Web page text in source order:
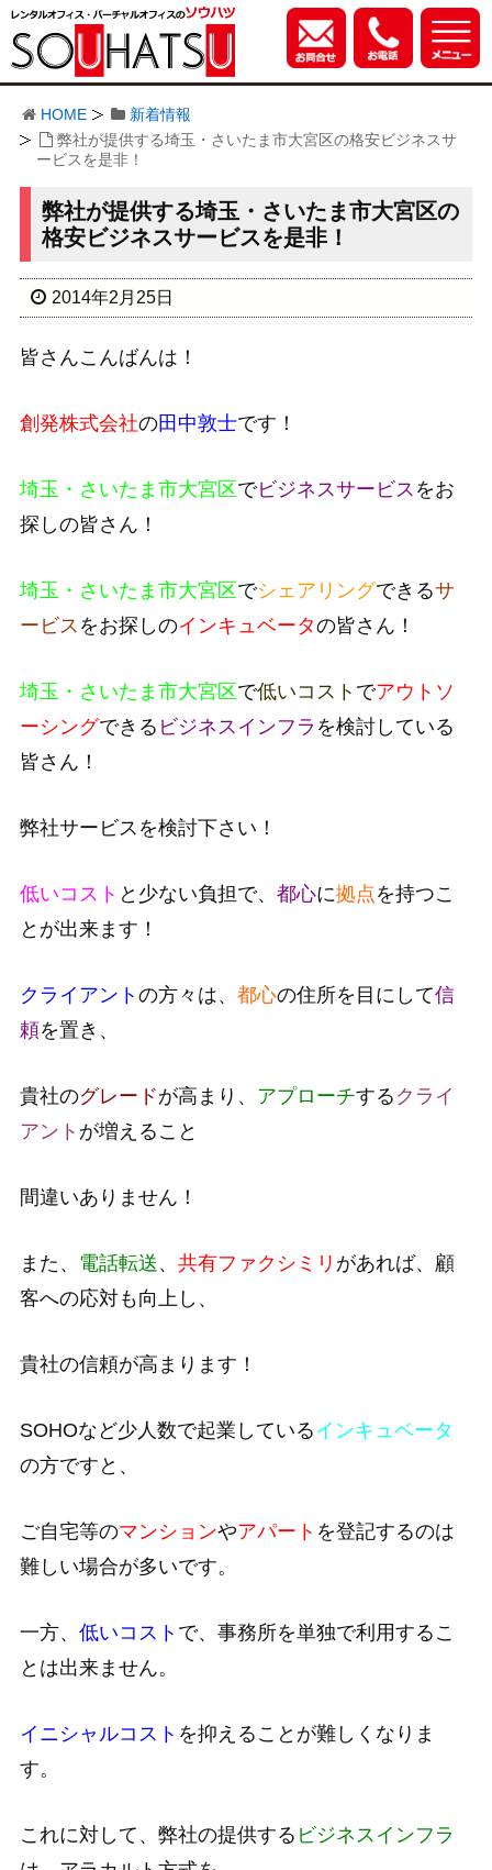
HOME
新着情報
弊社が提供する埼玉・さいたま市大宮区の格安ビジネスサ
ービスを是非！
弊社が提供する埼玉・さいたま市大宮区の
格安ビジネスサービスを是非！
2014年2月25日
皆さんこんばんは！
創発株式会社の田中敦士です！
埼玉・さいたま市大宮区でビジネスサービス をお
探しの皆さん！
埼玉・さいたま市大宮区でシェアリングできるサ
ービス をお探しのインキュベータの皆さん！
埼玉・さいたま市大宮区で低いコスト でアウトソ
ーシングできる ビジネスインフラ を検討している
皆さん！
弊社サービスを検討下さい！
低いコスト と少ない負担で、 都心に拠点を持つこ
とが出来ます！
クライアント の方々は、 都心の住所を目にして信
頼を置き、
貴社のグレードが高まり、 アプローチする クライ
アント が増えること
間違いありません！
また、 電話転送、 共有ファクシミリ があれば、顧
客への応対も向上し、
貴社の信頼が高まります！
SOHOなど少人数で起業している インキュベータ
の方ですと、
ご自宅等のマンションやアパート を登記するのは
難しい場合が多いです。
一方、 低いコスト で、事務所を単独で利用するこ
とは出来ません。
イニシャルコスト を抑えることが難しくなりま
す。
これに対して、弊社の提供する ビジネスインフラ